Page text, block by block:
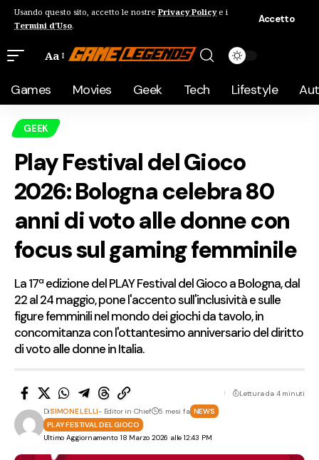
Usando questo sito, accetto le nostre Privacy Policye i
Termini d'Uso.
Accetto
Aa
Games Movies Geek Tech Lifestyle
GEEK
Play Festival del Gioco
2026: Bologna celebra 80
anni di voto alle donne con
focus sul gaming femminile
La 17ª edizione del PLAY Festival del Gioco a Bologna, dal
22 al 24 maggio, pone l'accento sull'inclusività e sulle
figure femminili nel mondo dei giochi da tavolo, in
concomitanza con l'ottantesimo anniversario del diritto
di voto alle donne in Italia.
Ultimo Aggiornamento: 18 Marzo 2026 alle 12:43 PM
DiSIMONE LELLI- Editor in Chief 5 mesi fa NEWS
PLAY FESTIVAL DEL GIOCO
Lettura da 4 minuti